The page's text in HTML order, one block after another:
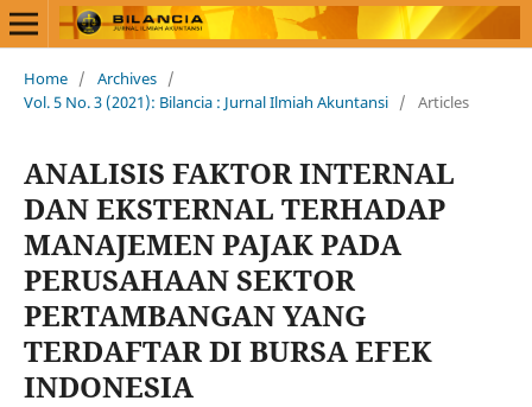
Home / Archives /
Vol. 5 No. 3 (2021): Bilancia : Jurnal Ilmiah Akuntansi / Articles
ANALISIS FAKTOR INTERNAL
DAN EKSTERNAL TERHADAP
MANAJEMEN PAJAK PADA
PERUSAHAAN SEKTOR
PERTAMBANGAN YANG
TERDAFTAR DI BURSA EFEK
INDONESIA